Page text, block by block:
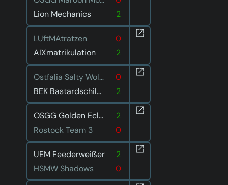
Lion Mechanics
2
LUftMAtratzen
0
AIXmatrikulation
2
Ostfalia Salty Wolves
0
BEK Bastardschildkröten
2
OSGG Golden Eclipse
2
Rostock Team 3
0
UEM Feederweißer
2
HSMW Shadows
0